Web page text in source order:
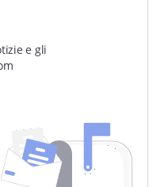
e gli